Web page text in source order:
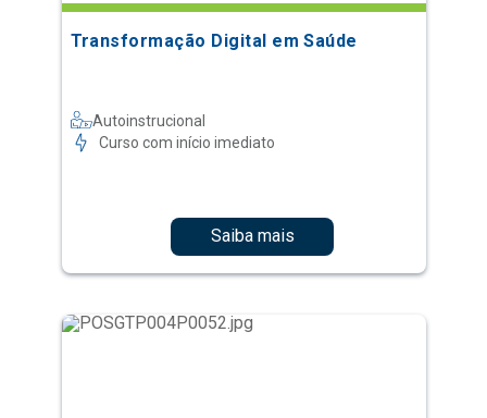
Transformação Digital em Saúde
Autoinstrucional
Curso com início imediato
Saiba mais